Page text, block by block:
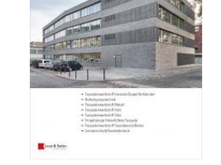
Werben
Service
Für Autor:innen
Verlag